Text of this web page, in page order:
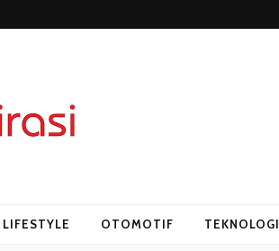
LIFESTYLE OTOMOTIF TEKNOLOGI